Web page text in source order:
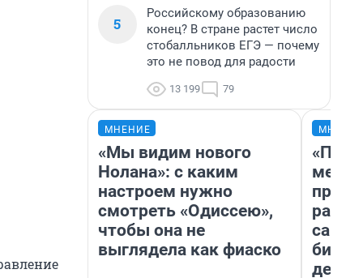
5
Российскому образованию
конец? В стране растет число
стобалльников ЕГЭ — почему
это не повод для радости
13 199 79
МНЕНИЕ
«Мы видим нового
Нолана»: с каким
настроем нужно
смотреть «Одиссею»,
чтобы она не
выглядела как фиаско